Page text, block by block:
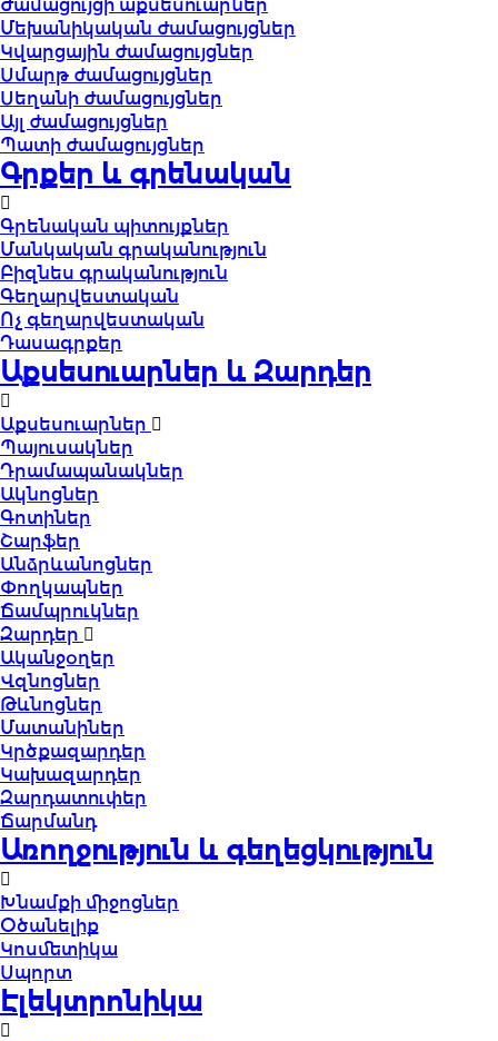
Ժամացույցի աքսեսուարներ
Մեխանիկական ժամացույցներ
Կվարցային ժամացույցներ
Սմարթ ժամացույցներ
Սեղանի ժամացույցներ
Այլ ժամացույցներ
Պատի ժամացույցներ
Գրքեր և գրենական
Գրենական պիտույքներ
Մանկական գրականություն
Բիզնես գրականություն
Գեղարվեստական
Ոչ գեղարվեստական
Դասագրքեր
Աքսեսուարներ և Զարդեր
Աքսեսուարներ
Պայուսակներ
Դրամապանակներ
Ակնոցներ
Գոտիներ
Շարֆեր
Անձրևանոցներ
Փողկապներ
Ճամպրուկներ
Զարդեր
Ականջօղեր
Վզնոցներ
Թևնոցներ
Մատանիներ
Կրծքազարդեր
Կախազարդեր
Զարդատուփեր
Ճարմանդ
Առողջություն և գեղեցկություն
Խնամքի միջոցներ
Օծանելիք
Կոսմետիկա
Սպորտ
Էլեկտրոնիկա